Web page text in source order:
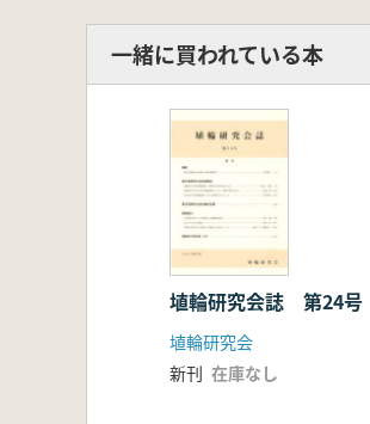
一緒に買われている本
埴輪研究会誌 第24号
埴輪研究会
新刊 在庫なし